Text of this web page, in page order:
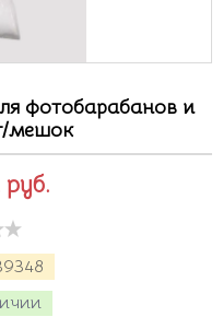
фотобарабанов и
мешок
руб.